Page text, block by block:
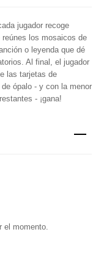
jugador recoge
los mosaicos de
o leyenda que dé
Al final, el jugador
las tarjetas de
ópalo - y con la menor
- ¡gana!
el momento.